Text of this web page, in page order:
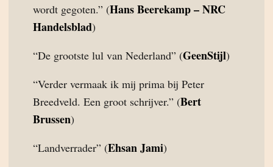
wordt gegoten.” (Hans Beerekamp – NRC
Handelsblad)
“De grootste lul van Nederland” (GeenStijl)
“Verder vermaak ik mij prima bij Peter
Breedveld. Een groot schrijver.” (Bert
Brussen)
“Landverrader” (Ehsan Jami)